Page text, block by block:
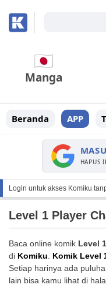
Manga
Beranda APP
HAPUS
Login untuk akses Komiku
Level 1 Player
Baca online komik Level
di Komiku. Komik Level
Setiap harinya ada
lain bisa kamu lihat di